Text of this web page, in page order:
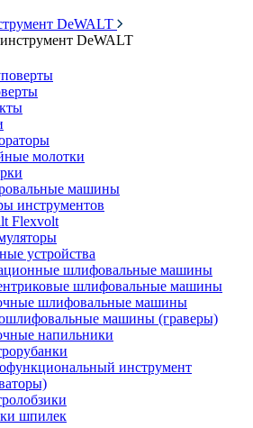
DeWALT
DeWALT
молотки
машины
инструментов
Flexvolt
устройства
шлифовальные машины
шлифовальные машины
шлифовальные машины
машины (граверы)
напильники
инструмент
шпилек